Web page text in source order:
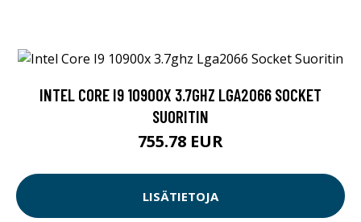
INTEL CORE I9 10900X 3.7GHZ LGA2066 SOCKET
SUORITIN
755.78 EUR
LISÄTIETOJA